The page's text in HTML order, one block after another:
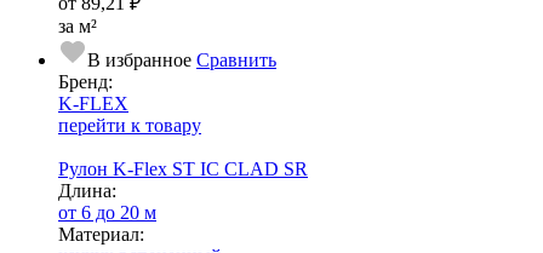
за м²
В избранное Сравнить
Бренд:
K-FLEX
перейти к товару
Рулон K-Flex ST IC CLAD SR
Длина:
от 6 до 20 м
Ма­­те­­ри­­ал: